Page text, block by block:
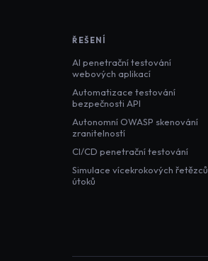
ŘEŠENÍ
AI penetrační testování
webových aplikací
Automatizace testování
bezpečnosti API
Autonomní OWASP skenování
zranitelností
CI/CD penetrační testování
Simulace vícekrokových řetězců
útoků